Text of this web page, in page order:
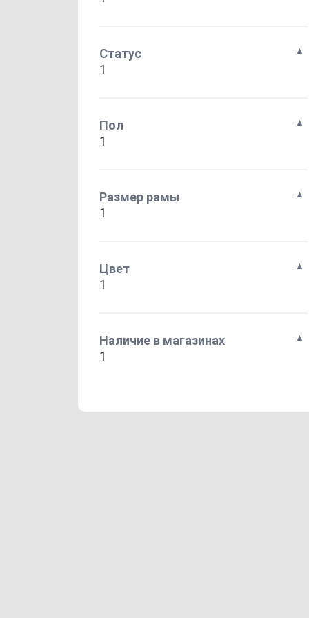
Статус
1
Пол
1
Размер рамы
1
Цвет
1
Наличие в магазинах
1